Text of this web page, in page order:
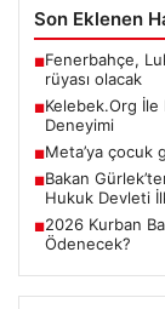
Son Eklenen
■Fenerbahçe,
rüyası olacak
■Kelebek.Org
Deneyimi
■Meta’ya çocuk
■Bakan
Hukuk Devleti
■2026 Kurban
Ödenecek?